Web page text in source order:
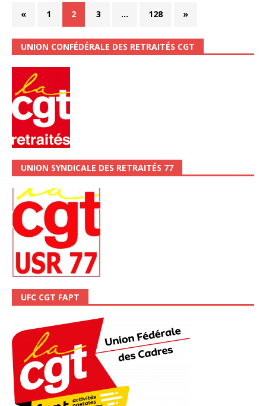
« 1 2 3 … 128 »
UNION CONFÉDÉRALE DES RETRAITÉS CGT
UNION SYNDICALE DES RETRAITÉS 77
UFC CGT FAPT